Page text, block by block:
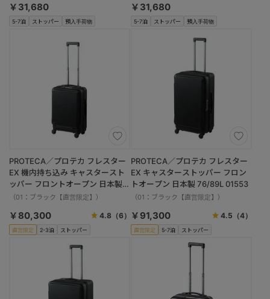
5-7泊 ストッパー 預入手荷物
￥31,680
5-7泊 ストッパー 預入手荷物
￥31,680
直営限定 2-3泊 ストッパー
PROTECA／プロテカ フレスター
EX 機内持ち込み キャスタースト
ッパー フロントオープン 日本製
36/45L 01551
（01：ブラック【直営限定】）
￥80,300 4.8（6）
直営限定 5-7泊 ストッパー
PROTECA／プロテカ フレスター
EX キャスターストッパー フロン
トオープン 日本製 76/89L 01553
（01：ブラック【直営限定】）
￥91,300 4.5 （4）